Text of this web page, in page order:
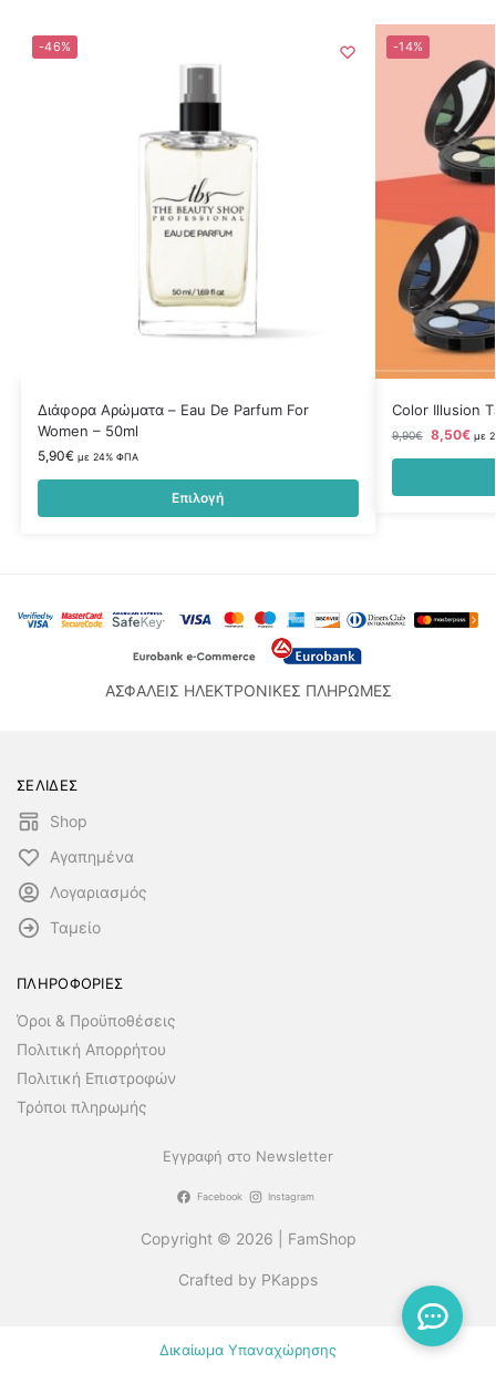
-46%
Διάφορα Αρώματα – Eau De Parfum For
Women – 50ml
5,90€ με 24% ΦΠΑ
Επιλογή
-14%
Color Illusion
9,90€ 8,50€ με
ΑΣΦΑΛΕΙΣ ΗΛΕΚΤΡΟΝΙΚΕΣ ΠΛΗΡΩΜΕΣ
ΣΕΛΙΔΕΣ
Shop
Αγαπημένα
Λογαριασμός
Ταμείο
ΠΛΗΡΟΦΟΡΙΕΣ
Όροι & Προϋποθέσεις
Πολιτική Απορρήτου
Πολιτική Επιστροφών
Τρόποι πληρωμής
Εγγραφή στο Newsletter
Facebook Instagram
Copyright © 2026 | FamShop
Crafted by PKapps
Δικαίωμα Υπαναχώρησης